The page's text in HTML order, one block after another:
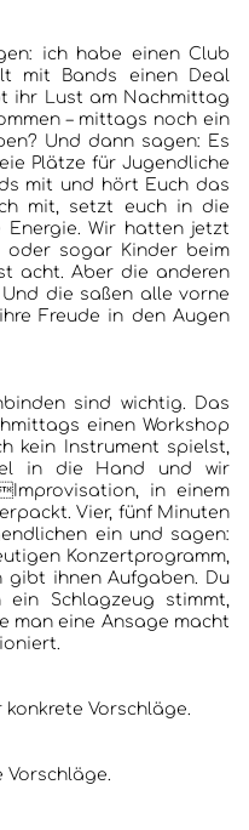
ich habe einen Club
mit Bands einen Deal
ihr Lust am Nachmittag
– mittags noch ein
Und dann sagen: Es
Plätze für Jugendliche
mit und hört Euch das
mit, setzt euch in die
Wir hatten jetzt
oder sogar Kinder beim
acht. Aber die anderen
Und die saßen alle vorne
Freude in den Augen
sind wichtig. Das
einen Workshop
kein Instrument spielst,
in die Hand und wir
in einem
Vier, fünf Minuten
ein und sagen:
Konzertprogramm,
gibt ihnen Aufgaben. Du
Schlagzeug stimmt,
man eine Ansage macht
konkrete Vorschläge.